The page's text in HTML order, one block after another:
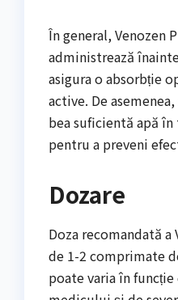
În general, Venozen
administrează
asigura o absorbție
active. De
bea suficientă apă
pentru a preveni
Dozare
Doza recomandată
de 1-2 comprimate
poate varia în